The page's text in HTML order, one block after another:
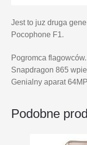
Jest to juz druga
Pocophone F1.
Pogromca
Snapdragon 865
Genialny aparat
Podobne